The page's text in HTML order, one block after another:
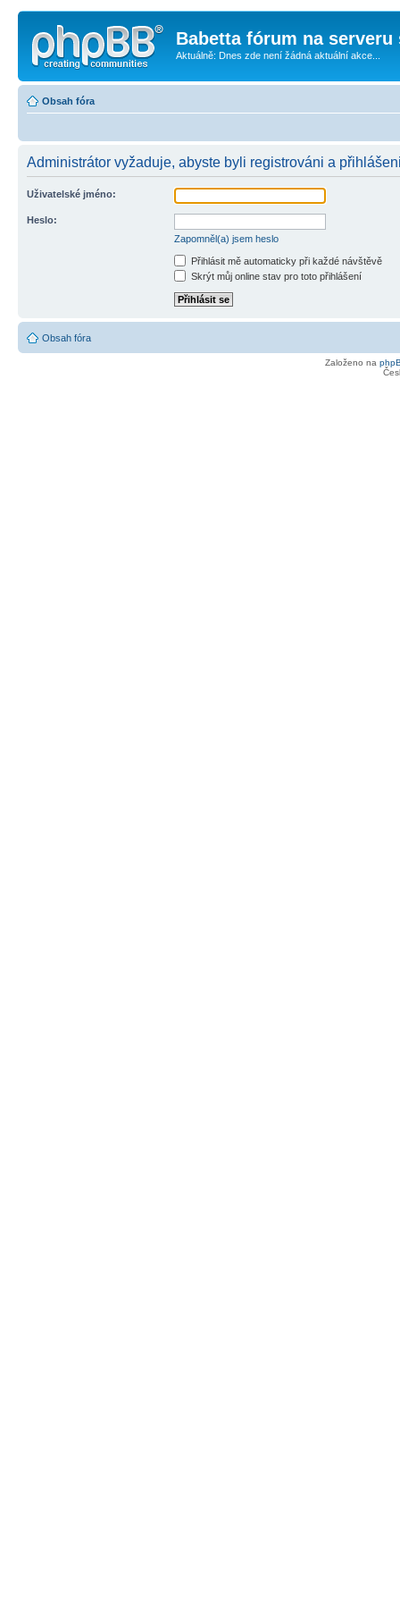
Babetta fórum na serveru
Aktuálně: Dnes zde není žádná aktuální akce...
Obsah fóra
Administrátor vyžaduje, abyste byli registrováni a
Uživatelské jméno:
Heslo:
Zapomněl(a) jsem heslo
Přihlásit mě automaticky při každé návštěvě
Skrýt můj online stav pro toto přihlášení
Obsah fóra
Založeno na